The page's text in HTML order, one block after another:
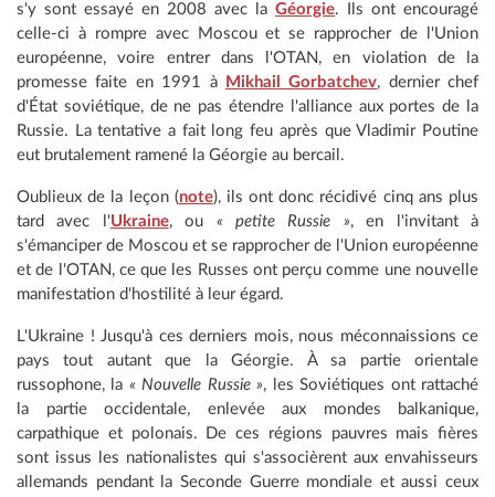
s'y sont essayé en 2008 avec la Géorgie. Ils ont encouragé
celle-ci à rompre avec Moscou et se rapprocher de l'Union
européenne, voire entrer dans l'OTAN, en violation de la
promesse faite en 1991 à
Mikhail Gorbatchev, dernier chef
d'État soviétique, de ne pas étendre l'alliance aux portes de la
Russie. La tentative a fait long feu après que Vladimir Poutine
eut brutalement ramené la Géorgie au bercail.
Oublieux de la leçon (note), ils ont donc récidivé cinq ans plus
tard avec l'Ukraine, ou « petite Russie », en l'invitant à
s'émanciper de Moscou et se rapprocher de l'Union européenne
et de l'OTAN, ce que les Russes ont perçu comme une nouvelle
manifestation d'hostilité à leur égard.
L'Ukraine ! Jusqu'à ces derniers mois, nous méconnaissions ce
pays tout autant que la Géorgie. À sa partie orientale
russophone, la « Nouvelle Russie », les Soviétiques ont rattaché
la partie occidentale, enlevée aux mondes balkanique,
carpathique et polonais. De ces régions pauvres mais fières
sont issus les nationalistes qui s'associèrent aux envahisseurs
allemands pendant la Seconde Guerre mondiale et aussi ceux